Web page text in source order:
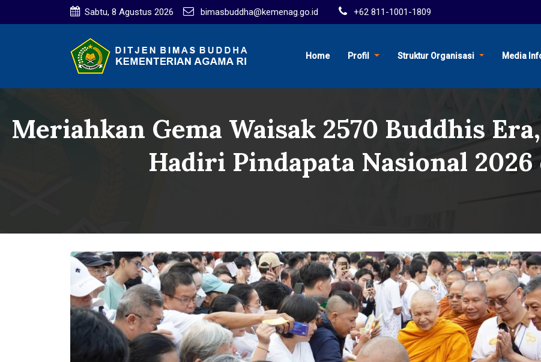
Sabtu, 8 Agustus 2026 bimasbuddha@kemenag.go.id +62 811-1001-1809
Home Profil Struktur Organisasi Media
Meriahkan Gema Waisak 2570 Buddhis
Hadiri Pindapata Nasional